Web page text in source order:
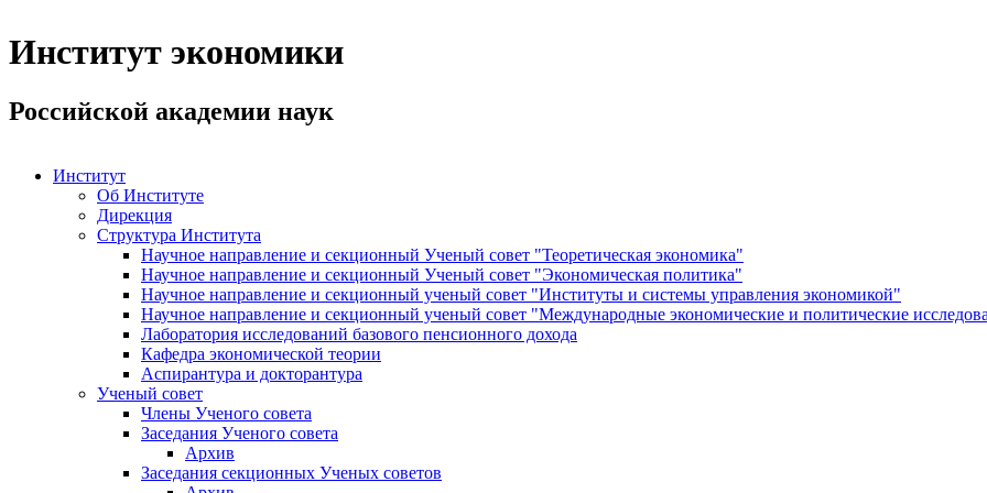
Институт экономики
Российской академии наук
Институт
Об Институте
Дирекция
Структура Института
Научное направление и секционный Ученый совет "Теоретическая экономика"
Научное направление и секционный Ученый совет "Экономическая политика"
Научное направление и секционный ученый совет "Институты и системы управления экономикой"
Научное направление и секционный ученый совет "Международные экономические и политические
Лаборатория исследований базового пенсионного дохода
Кафедра экономической теории
Аспирантура и докторантура
Ученый совет
Члены Ученого совета
Заседания Ученого совета
Архив
Заседания секционных Ученых советов